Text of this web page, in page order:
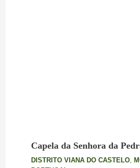
Capela da Senhora da
DISTRITO VIANA DO CASTELO,